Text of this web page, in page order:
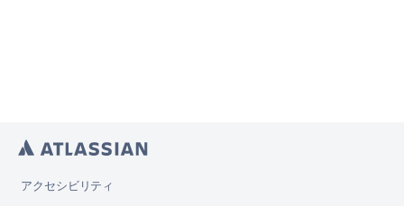
アクセシビリティ